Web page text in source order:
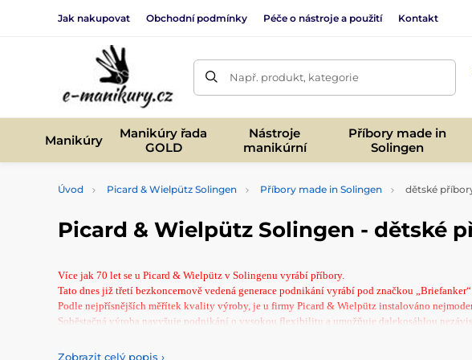
Jak nakupovat Obchodní podmínky Péče o nástroje a použití Kontakt
Např. produkt, kategorie
Manikúry
Manikúry řada
GOLD
Nástroje
manikúrní
Příbory made in
Solingen
Úvod Picard & Wielpütz Solingen Příbory made in Solingen dětské
Picard & Wielpütz Solingen - dětské
Více jak 70 let se u Picard & Wielpütz v Solingenu vyrábí příbory.
Tato dnes již třetí bezkoncernově vedená generace podnikání vyrábí pod značkou
Podle nejpřísnějších měřítek kvality výroby, je u firmy Picard & Wielpütz instalováno
Soběstačná výroba navyšuje podnikání o vysokou flexibilitu a umožňuje dalekosáhlou
Celý výrobní program je ve vyváženém designu specielně vytvořeném pro vysoké nároky
Zobrazit celý popis ›